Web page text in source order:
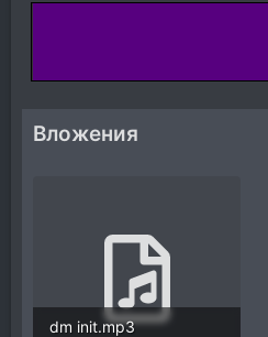
Вложения
dm init.mp3